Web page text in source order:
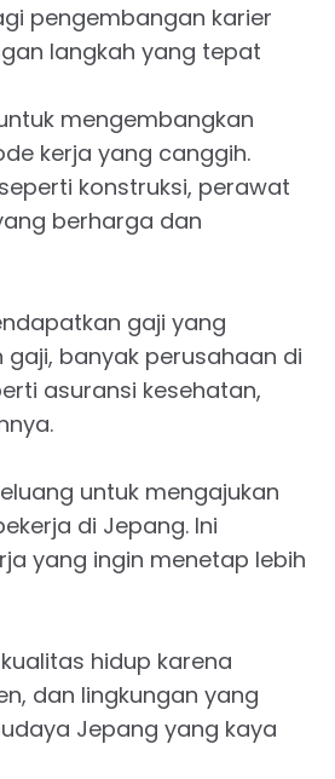
pengembangan karier
langkah yang tepat
mengembangkan
kerja yang canggih.
konstruksi, perawat
berharga dan
gaji yang
banyak perusahaan di
asuransi kesehatan,
untuk mengajukan
di Jepang. Ini
yang ingin menetap lebih
hidup karena
dan lingkungan yang
Jepang yang kaya